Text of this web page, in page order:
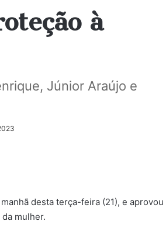
à
Júnior Araújo e
desta terça-feira (21), e aprovou
mulher.